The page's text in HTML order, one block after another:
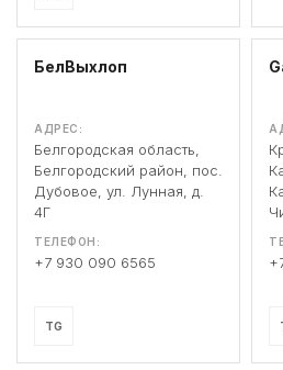
БелВыхлоп
АДРЕС:
Белгородская область,
Белгородский район, пос.
Дубовое, ул. Лунная, д.
4Г
ТЕЛЕФОН:
+7 930 090 6565
TG